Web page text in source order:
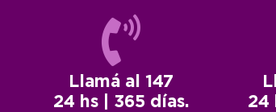
Llamá al 147
24 hs | 365 días.
24